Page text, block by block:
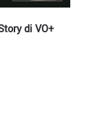
di VO+